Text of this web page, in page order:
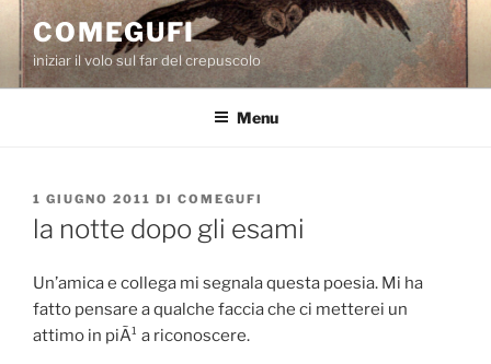
Salta
contenuto
COMEGUFI
iniziar il volo sul far del crepuscolo
Menu
PUBBLICATO
IL
1 GIUGNO 2011 DI COMEGUFI
la notte dopo gli esami
Un’amica e collega mi segnala questa poesia. Mi ha
fatto pensare a qualche faccia che ci metterei un
attimo in piÃ¹ a riconoscere.